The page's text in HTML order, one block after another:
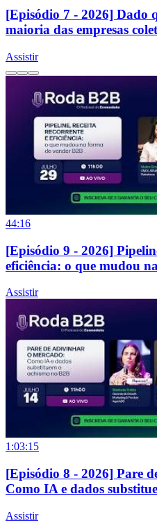
[Episódio 7 - 2026] Dado
maioria das empresas
Assistir
44:16
[Episódio 9 - 2026]
eficiência: o que mudou
Assistir
1:03:15
[Episódio 8 - 2026] Pare
Como IA e dados
Assistir